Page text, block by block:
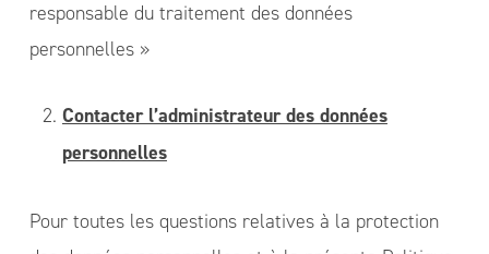
responsable du traitement des données
personnelles »
Contacter l’administrateur des données
personnelles
Pour toutes les questions relatives à la protection